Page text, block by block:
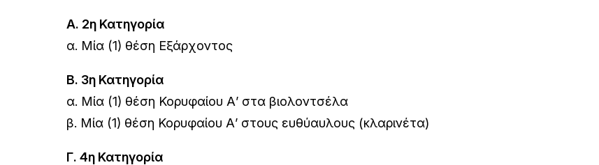
Α. 2η Κατηγορία
α. Μία (1) θέση Εξάρχοντος
Β. 3η Κατηγορία
α. Μία (1) θέση Κορυφαίου Α’ στα βιολοντσέλα
β. Μία (1) θέση Κορυφαίου Α’ στους ευθύαυλους (κλαρινέτα)
Γ. 4η Κατηγορία